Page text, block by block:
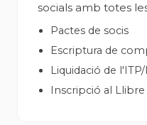
socials amb totes
Pactes de socis
Escriptura de
Liquidació de l'ITP/
Inscripció al